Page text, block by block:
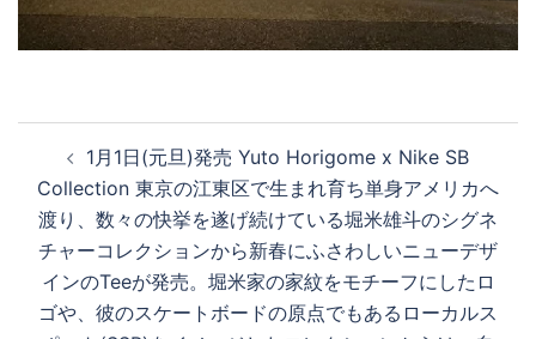
ナ
ビ
ゲ
ー
1月1日(元旦)発売 Yuto Horigome x Nike SB
Collection 東京の江東区で生まれ育ち単身アメリカへ
渡り、数々の快挙を遂げ続けている堀米雄斗のシグネ
チャーコレクションから新春にふさわしいニューデザ
インのTeeが発売。堀米家の家紋をモチーフにしたロ
ゴや、彼のスケートボードの原点でもあるローカルス